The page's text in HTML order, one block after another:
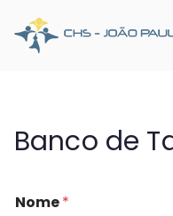
para
Banco de
Nome*